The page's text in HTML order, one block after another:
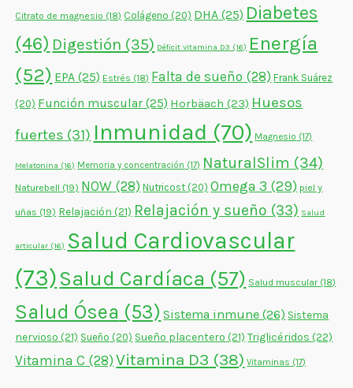
Citrato de magnesio (18) Colágeno (20) DHA (25) Diabetes
(46) Digestión (35) Déficit vitamina D3 (16) Energía
(52) EPA (25) Estrés (18) Falta de sueño (28) Frank Suárez
(20) Función muscular (25) Horbäach (23) Huesos
fuertes (31) Inmunidad (70) Magnesio (17)
Melatonina (16) Memoria y concentración (17) NaturalSlim (34)
Naturebell (19) NOW (28) Nutricost (20) Omega 3 (29) piel y
uñas (19) Relajación (21) Relajación y sueño (33) Salud
articular (16) Salud Cardiovascular
(73)Salud Cardíaca (57) Salud muscular(18)
Salud Ósea (53) Sistema inmune (26) Sistema
nervioso (21) Sueño (20) Sueño placentero (21) Triglicéridos (22)
Vitamina C (28) Vitamina D3 (38) Vitaminas (17)